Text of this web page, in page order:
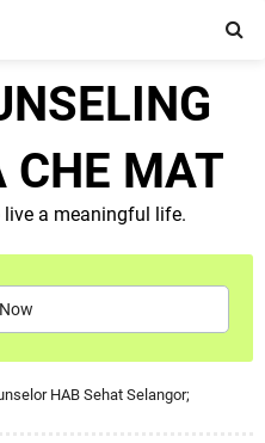
CHE MAT
a meaningful life.
HAB Sehat Selangor;